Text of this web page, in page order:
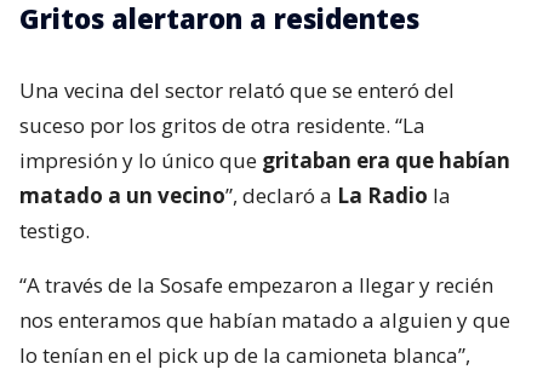
Gritos alertaron a residentes
Una vecina del sector relató que se enteró del
suceso por los gritos de otra residente. “La
impresión y lo único que gritaban era que habían
matado a un vecino”, declaró a La Radio la
testigo.
“A través de la Sosafe empezaron a llegar y recién
nos enteramos que habían matado a alguien y que
lo tenían en el pick up de la camioneta blanca”,